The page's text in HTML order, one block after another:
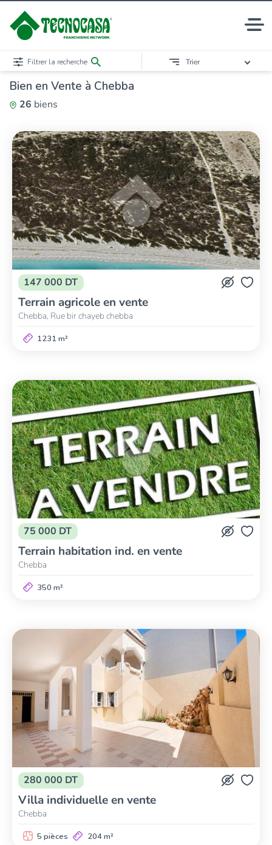
Bien en Vente à Chebba
26 biens
Filtrer la recherche Trier
147 000 DT
Terrain agricole en vente
Chebba, Rue bir chayeb chebba
1231 m²
75 000 DT
Terrain habitation ind. en vente
Chebba
350 m²
280 000 DT
Villa individuelle en vente
Chebba
5 pièces 204 m²